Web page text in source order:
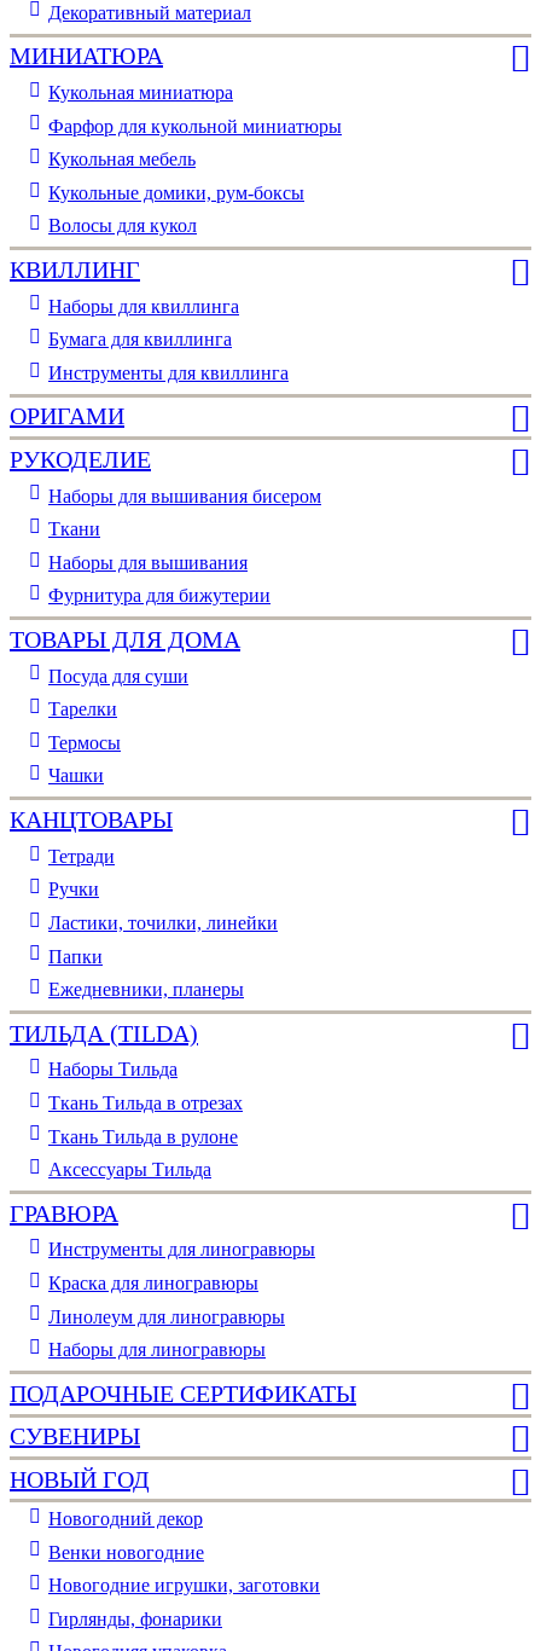
Декоративный материал
МИНИАТЮРА
Кукольная миниатюра
Фарфор для кукольной миниатюры
Кукольная мебель
Кукольные домики, рум-боксы
Волосы для кукол
КВИЛЛИНГ
Наборы для квиллинга
Бумага для квиллинга
Инструменты для квиллинга
ОРИГАМИ
РУКОДЕЛИЕ
Наборы для вышивания бисером
Ткани
Наборы для вышивания
Фурнитура для бижутерии
ТОВАРЫ ДЛЯ ДОМА
Посуда для суши
Тарелки
Термосы
Чашки
КАНЦТОВАРЫ
Тетради
Ручки
Ластики, точилки, линейки
Папки
Ежедневники, планеры
ТИЛЬДА (TILDA)
Наборы Тильда
Ткань Тильда в отрезах
Ткань Тильда в рулоне
Аксессуары Тильда
ГРАВЮРА
Инструменты для линогравюры
Краска для линогравюры
Линолеум для линогравюры
Наборы для линогравюры
ПОДАРОЧНЫЕ СЕРТИФИКАТЫ
СУВЕНИРЫ
НОВЫЙ ГОД
Новогодний декор
Венки новогодние
Новогодние игрушки, заготовки
Гирлянды, фонарики